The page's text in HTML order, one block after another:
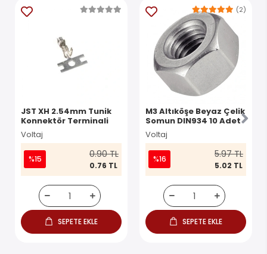
JST XH 2.54mm Tunik
Konnektör Terminali
Voltaj
%15 0.90 TL
0.76 TL
SEPETE EKLE
M3 Altıköşe Beyaz Çelik
Somun DIN934 10 Adet
Voltaj
(2)
%16 5.97 TL
5.02 TL
SEPETE EKLE